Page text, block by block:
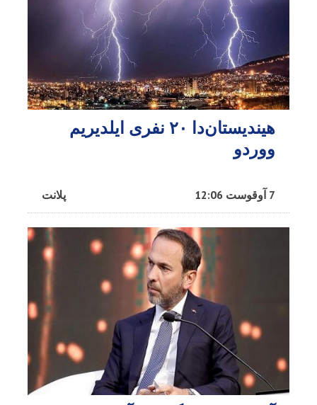
هیندیستان‌دا ۲۰ نفری ایلدیریم
ووردو
پلانت 7 آوقوست 12:06